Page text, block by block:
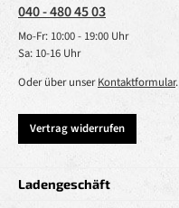
040 - 480 45 03
Mo-Fr: 10:00 - 19:00 Uhr
Sa: 10-16 Uhr
Oder über unserKontaktformular.
Vertrag widerrufen
Ladengeschäft